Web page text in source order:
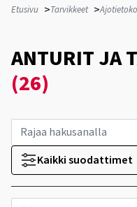
Etusivu >Tarvikkeet >
ANTURIT JA
(26)
Kaikki suodattimet